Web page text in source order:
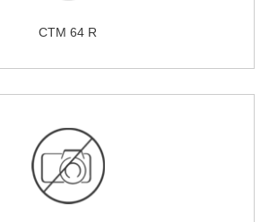
CTM 64 R